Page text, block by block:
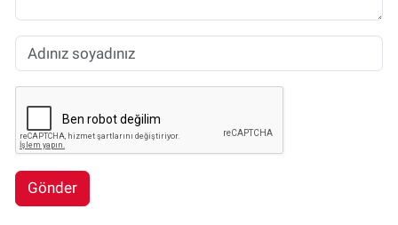
Gönder